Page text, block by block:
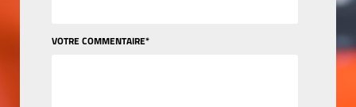
VOTRE COMMENTAIRE*